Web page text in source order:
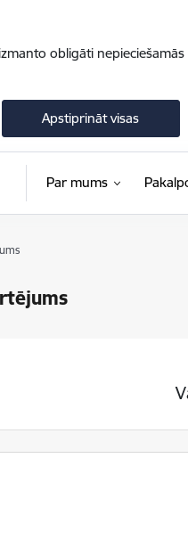
obligāti
Apstiprināt visas
Par mums